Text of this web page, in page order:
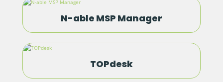
N-able MSP Manager
TOPdesk